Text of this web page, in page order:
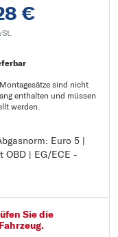
€
sind nicht
enthalten und müssen
werden.
Euro 5 |
OBD | EG/ECE -
Sie die